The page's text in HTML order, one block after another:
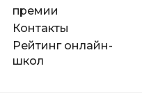
премии
Контакты
Рейтинг онлайн-
школ